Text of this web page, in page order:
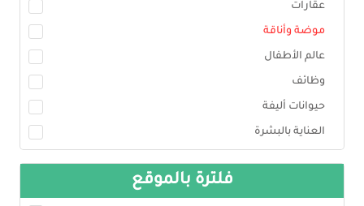
عقارات
موضة وأناقة
عالم الأطفال
وظائف
حيوانات أليفة
العناية بالبشرة
فلترة بالموقع